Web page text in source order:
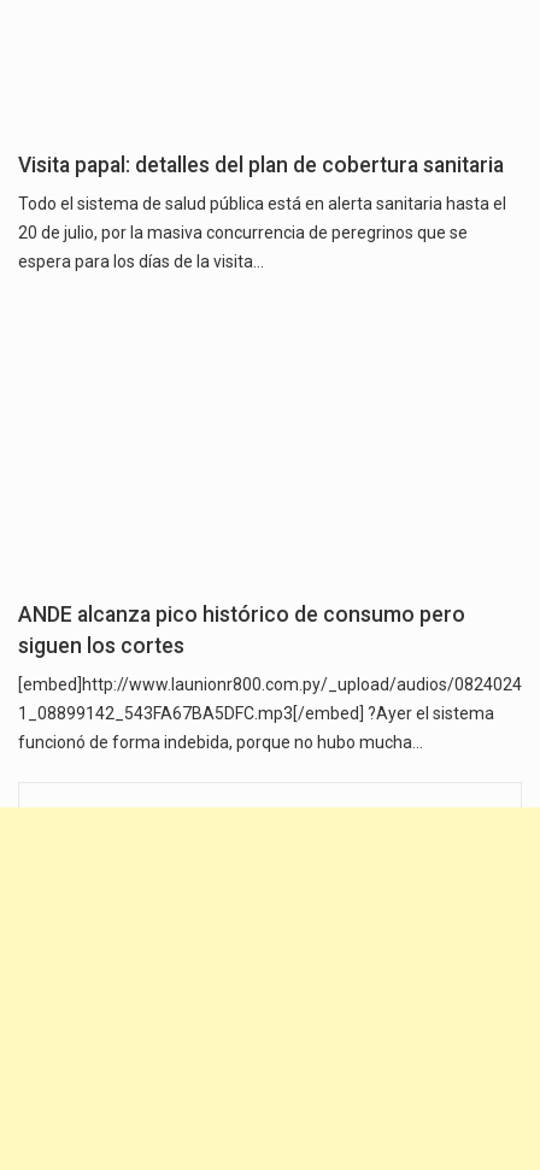
Visita papal: detalles del plan de cobertura sanitaria
Todo el sistema de salud pública está en alerta sanitaria hasta el
20 de julio, por la masiva concurrencia de peregrinos que se
espera para los días de la visita…
ANDE alcanza pico histórico de consumo pero
siguen los cortes
[embed]http://www.launionr800.com.py/_upload/audios/0824024
1_08899142_543FA67BA5DFC.mp3[/embed] ?Ayer el sistema
funcionó de forma indebida, porque no hubo mucha…